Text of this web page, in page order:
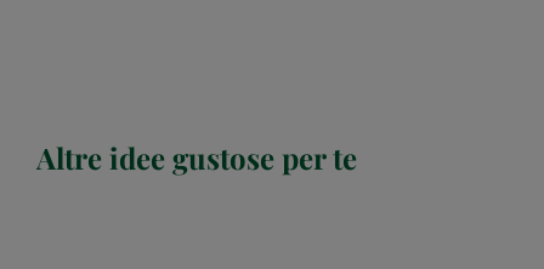
Altre idee gustose per te